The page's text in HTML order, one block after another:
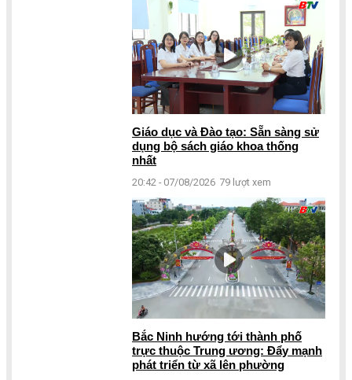
Giáo dục và Đào tạo: Sẵn sàng sử
dụng bộ sách giáo khoa thống
nhất
20:42 - 07/08/2026 79 lượt xem
Bắc Ninh hướng tới thành phố
trực thuộc Trung ương: Đẩy mạnh
phát triển từ xã lên phường